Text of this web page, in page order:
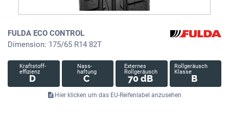
FULDA ECO CONTROL
Dimension: 175/65 R14 82T
Kraftstoff-
effizienz
D
Nass-
haftung
C
Externes
Rollgeräusch
70 dB
Rollgeräusch
Klasse
B
Hier klicken um das EU-Reifenlabel anzusehen